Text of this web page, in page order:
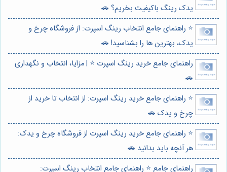
یدک رینگ باکیفیت بخریم؟ 🚗
⭐️ راهنمای جامع انتخاب رینگ اسپرت: از فروشگاه چرخ و
یدک، بهترین ها را بشناسید! 🚗
راهنمای جامع خرید رینگ اسپرت ⭐️ | مزایا، انتخاب و نگهداری
🚗
⭐️ راهنمای جامع خرید رینگ اسپرت: از انتخاب تا خرید از
چرخ و یدک 🚗
⭐️ راهنمای جامع خرید رینگ اسپرت از فروشگاه چرخ و یدک:
هر آنچه باید بدانید 🚗
راهنمای جامع ⭐️ راهنمای جامع انتخاب رینگ اسپرت: